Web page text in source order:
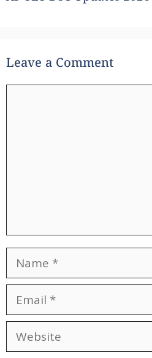
Leave a Comment
Name
Email
Website